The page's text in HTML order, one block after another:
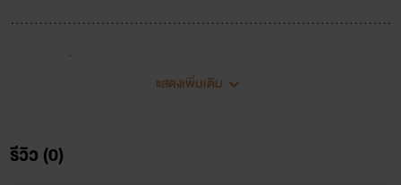
“เราห่างกันสักพักเถอะ”
เตวิษาอึ้งไป พี่รงพูดว่าไงนะ เธอหงุดหงิดจนคิดจะทิ้งเขาก็ใช่
แสดงเพิ่มเติม
รีวิว (0)